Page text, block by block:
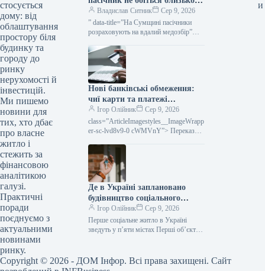
стосується
дому: від
облаштування
простору біля
будинку та
городу до
ринку
нерухомості й
інвестицій.
Ми пишемо
новини для
тих, хто дбає
про власне
житло і
стежить за
фінансовою
аналітикою
галузі.
Практичні
поради
поєднуємо з
актуальними
новинами
ринку.
до кордону — КУРКУЛЬ
Владислав Ситник
Сер 9, 2026
” data-title=”На Сумщині пасічники
розраховують на вдалий медозбір”
url=”https://kurkul.com/news/41861-na-
sumschini-pasichniki-rozrahovuyut-na-
vdaliy-medozbir”> На
Нові банківські обмеження:
чиї карти та платежі
заблокують уже цього місяця
Ігор Олійник
Сер 9, 2026
class=”ArticleImagestyles__ImageWrapp
er-sc-lvd8v9-0 cWMVnY”> Переказ
середини серпня поточного року в
Україні будуть запроваджені нові
Де в Україні заплановано
будівництво соціального
житла: визначено перші п’ять
населених пунктів
Ігор Олійник
Сер 9, 2026
Перше соціальне житло в Україні
зведуть у п’яти містах Перші об’єкти
населених…
и
Copyright © 2026 - ДОМ Інфор. Всі права захищені. Сайт